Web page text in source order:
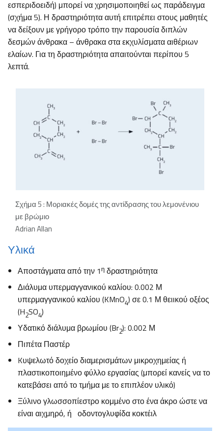
εσπεριδοειδή) μπορεί να χρησιμοποιηθεί ως παράδειγμα
(σχήμα 5). Η δραστηριότητα αυτή επιτρέπει στους μαθητές
να δείξουν με γρήγορο τρόπο την παρουσία διπλών
δεσμών άνθρακα – άνθρακα στα εκχυλίσματα αιθέριων
ελαίων. Για τη δραστηριότητα απαιτούνται περίπου 5
λεπτά.
Σχήμα 5 : Μοριακές δομές της αντίδρασης του λεμονένιου
με βρώμιο
Adrian Allan
Υλικά
Αποστάγματα από την 1η δραστηριότητα
Διάλυμα υπερμαγγανικού καλίου: 0.002 Μ
υπερμαγγανικού καλίου (KMnO4) σε 0.1 Μ θειικού οξέος
(H2SO4)
Υδατικό διάλυμα βρωμίου (Br2): 0.002 Μ
Πιπέτα Παστέρ
Kυψελωτό δοχείο διαμερισμάτων μικροχημείας ή
πλαστικοποιημένο φύλλο εργασίας (μπορεί κανείς να το
κατεβάσει από το τμήμα με το επιπλέον υλικό)
Ξύλινο γλωσσοπίεστρο κομμένο στο ένα άκρο ώστε να
είναι αιχμηρό, ή οδοντογλυφίδα κοκτέιλ